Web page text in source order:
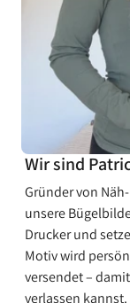
Wir sind
Gründer von
unsere
Drucker und
Motiv wird
versendet –
verlassen kannst.